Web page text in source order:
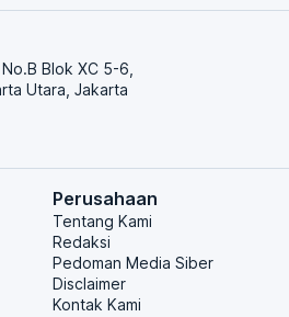
Blok XC 5-6,
Utara, Jakarta
Perusahaan
Tentang Kami
Redaksi
Pedoman Media Siber
Disclaimer
Kontak Kami